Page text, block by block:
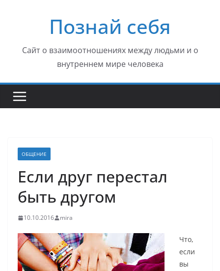
содержимомуПознай себя
Сайт о взаимоотношениях между людьми и о
внутреннем мире человека
ОБЩЕНИЕ
Если друг перестал
быть другом
10.10.2016 mira
Что,
если
вы